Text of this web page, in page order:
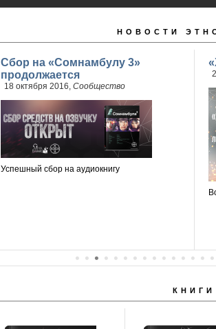
НОВОСТИ
Сбор на «Сомнамбулу 3»
продолжается
18 октября 2016, Сообщество
Успешный сбор на аудиокнигу
КНИГИ